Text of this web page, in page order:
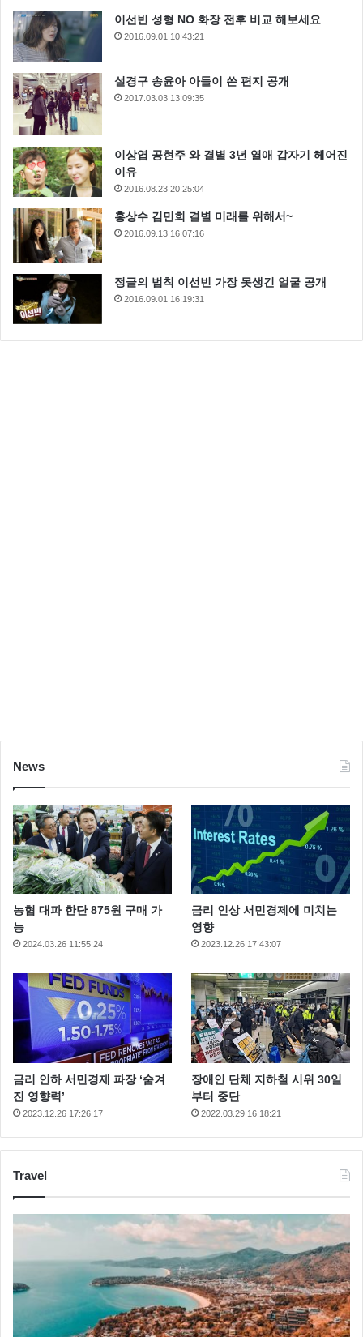
이선빈 성형 NO 화장 전후 비교 해보세요
2016.09.01 10:43:21
설경구 송윤아 아들이 쓴 편지 공개
2017.03.03 13:09:35
이상엽 공현주 와 결별 3년 열애 갑자기 헤어진
이유
2016.08.23 20:25:04
홍상수 김민희 결별 미래를 위해서~
2016.09.13 16:07:16
정글의 법칙 이선빈 가장 못생긴 얼굴 공개
2016.09.01 16:19:31
News
농협 대파 한단 875원 구매 가
능
2024.03.26 11:55:24
금리 인상 서민경제에 미치는
영향
2023.12.26 17:43:07
금리 인하 서민경제 파장 ‘숨겨
진 영향력’
2023.12.26 17:26:17
장애인 단체 지하철 시위 30일
부터 중단
2022.03.29 16:18:21
Travel